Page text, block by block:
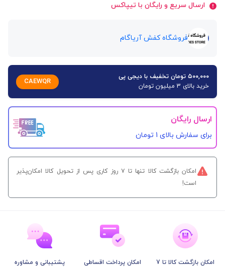
ارسال سریع و رایگان با تیپاکس
فروشگاه کفش آریاگام
۵۰۰,۰۰۰ تومان تخفیف با دیجی پی
خرید بالای 3 میلیون تومان
CAEWQR
ارسال رایگان
برای سفارش‌ بالای 1 تومان
امکان بازگشت کالا تنها تا ۷ روز کاری پس از تحویل کالا امکان‌پذیر
است!
امکان بازگشت کالا تا 7
امکان پرداخت اقساطی
پشتیبانی و مشاوره